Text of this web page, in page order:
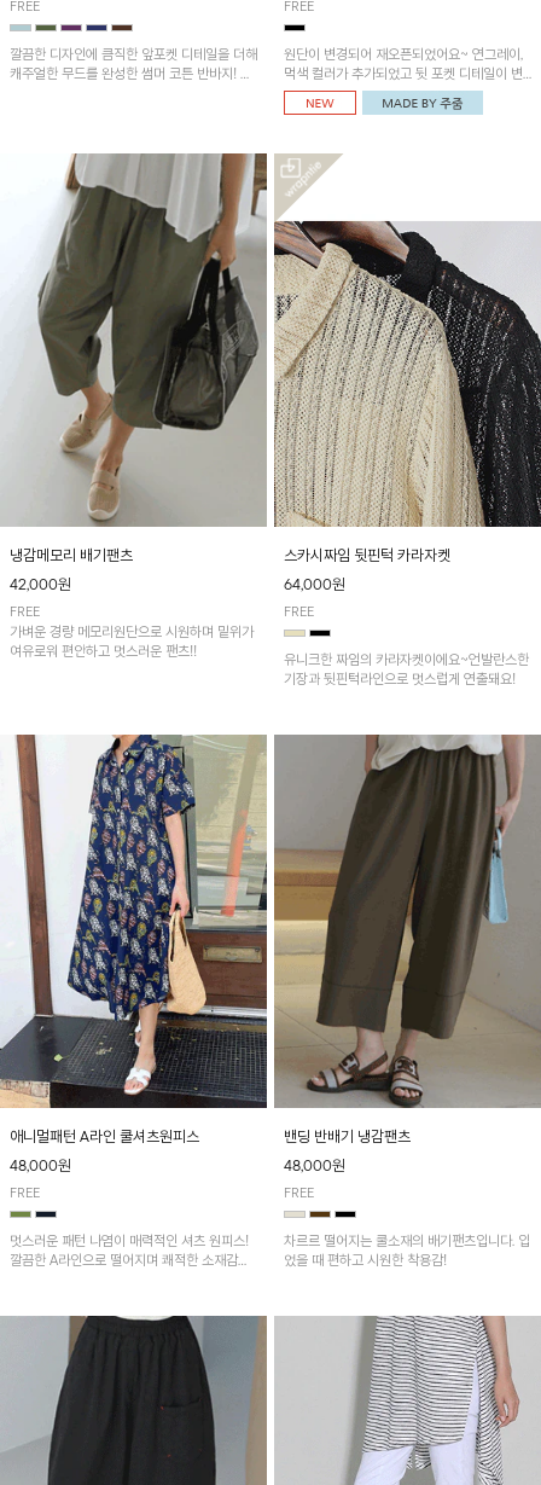
FREE
깔끔한 디자인에 큼직한 앞포켓 디테일을 더해
캐주얼한 무드를 완성한 썸머 코튼 반바지! 허
FREE
원단이 변경되어 재오픈되었어요~ 연그레이,
먹색 컬러가 추가되었고 뒷 포켓 디테일이 변
경되었습니다~가볍고 시원하게 착용되는 배
기통팬츠! 허리밴딩과 여유로운 통으로 편안해
냉감메모리 배기팬츠
42,000원
FREE
가벼운 경량 메모리원단으로 시원하며 밑위가
여유로워 편안하고 멋스러운 팬츠!!
스카시짜임 뒷핀턱 카라자켓
64,000원
FREE
유니크한 짜임의 카라자켓이에요~언발란스한
기장과 뒷핀턱라인으로 멋스럽게 연출돼요!
애니멀패턴 A라인 쿨셔츠원피스
48,000원
FREE
멋스러운 패턴 나염이 매력적인 셔츠 원피스!
깔끔한 A라인으로 떨어지며 쾌적한 소재감으
밴딩 반배기 냉감팬츠
48,000원
FREE
차르르 떨어지는 쿨소재의 배기팬츠입니다. 입
었을 때 편하고 시원한 착용감!